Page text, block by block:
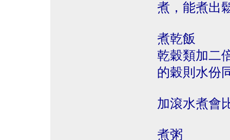
煮，能煮出
煮乾飯
乾穀類加二
的穀則水份
加滾水煮會
煮粥